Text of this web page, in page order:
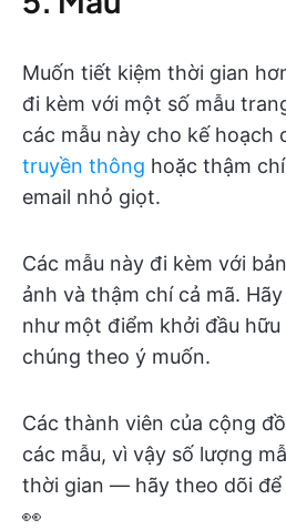
Muốn tiết kiệm thời gian
đi kèm với một số mẫu
các mẫu này cho kế hoạch
truyền thông hoặc thậm
email nhỏ giọt.
Các mẫu này đi kèm với
ảnh và thậm chí cả mã.
như một điểm khởi đầu
chúng theo ý muốn.
Các thành viên của cộng
các mẫu, vì vậy số lượng
thời gian — hãy theo dõi
👀